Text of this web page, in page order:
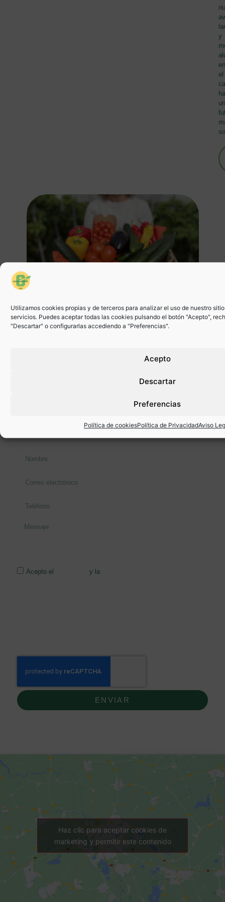
Utilizamos cookies propias y de terceros para analizar el uso de nuestro
servicios. Puedes aceptar todas las cookies pulsando el botón "Acepto",
"Descartar" o configurarlas accediendo a "Preferencias".
Acepto
Descartar
Preferencias
Política de cookiesPolítica de PrivacidadAviso
y
en
el
un
Ecoinver BIO celebra cuatro años de
celebramos nuestro cuarto aniversario desde el inicio de la
Rellena el formulario y nos
Acepto el y la
ENVIAR
Haz clic para aceptar cookies de
marketing y permitir este contenido